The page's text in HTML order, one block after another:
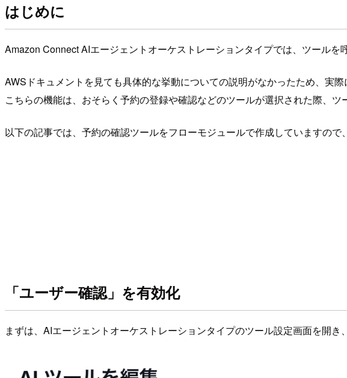
はじめに
Amazon Connect AIエージェントオーケストレーションタイプでは、ツール
AWSドキュメントを見ても具体的な挙動についての説明がなかったため、実
こちらの機能は、おそらく予約の登録や確認などのツールが選択された際、
以下の記事では、予約の確認ツールをフローモジュールで作成していますの
「ユーザー確認」を有効化
まずは、AIエージェントオーケストレーションタイプのツール設定画面を開き